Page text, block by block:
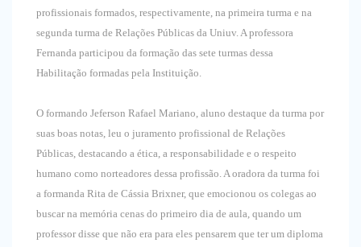
profissionais formados, respectivamente, na primeira turma e na
segunda turma de Relações Públicas da Uniuv. A professora
Fernanda participou da formação das sete turmas dessa
Habilitação formadas pela Instituição.
O formando Jeferson Rafael Mariano, aluno destaque da turma por
suas boas notas, leu o juramento profissional de Relações
Públicas, destacando a ética, a responsabilidade e o respeito
humano como norteadores dessa profissão. A oradora da turma foi
a formanda Rita de Cássia Brixner, que emocionou os colegas ao
buscar na memória cenas do primeiro dia de aula, quando um
professor disse que não era para eles pensarem que ter um diploma